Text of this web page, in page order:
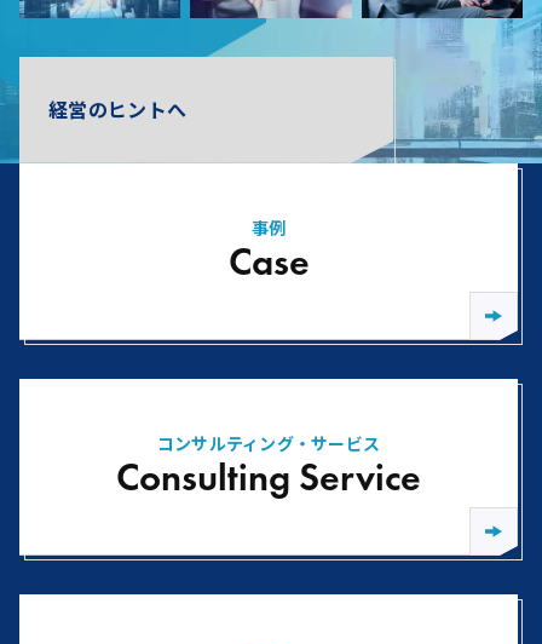
経営のヒントへ
事例
Case
コンサルティング・サービス
Consulting Service